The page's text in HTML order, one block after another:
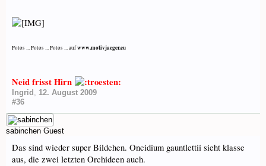
Fotos ... Fotos ... Fotos ... aufwww.motivjaeger.eu
Neid frisst Hirn
Ingrid , 12. August 2009
#36
sabinchen Guest
Das sind wieder super Bildchen. Oncidium gauntlettii sieht klasse
aus, die zwei letzten Orchideen auch.